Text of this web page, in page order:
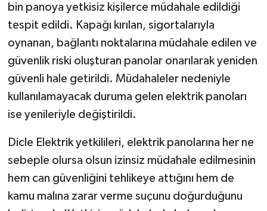
bin panoya yetkisiz kişilerce müdahale edildiği
tespit edildi. Kapağı kırılan, sigortalarıyla
oynanan, bağlantı noktalarına müdahale edilen ve
güvenlik riski oluşturan panolar onarılarak yeniden
güvenli hale getirildi. Müdahaleler nedeniyle
kullanılamayacak duruma gelen elektrik panoları
ise yenileriyle değiştirildi.
Dicle Elektrik yetkilileri, elektrik panolarına her ne
sebeple olursa olsun izinsiz müdahale edilmesinin
hem can güvenliğini tehlikeye attığını hem de
kamu malına zarar verme suçunu doğurduğunu